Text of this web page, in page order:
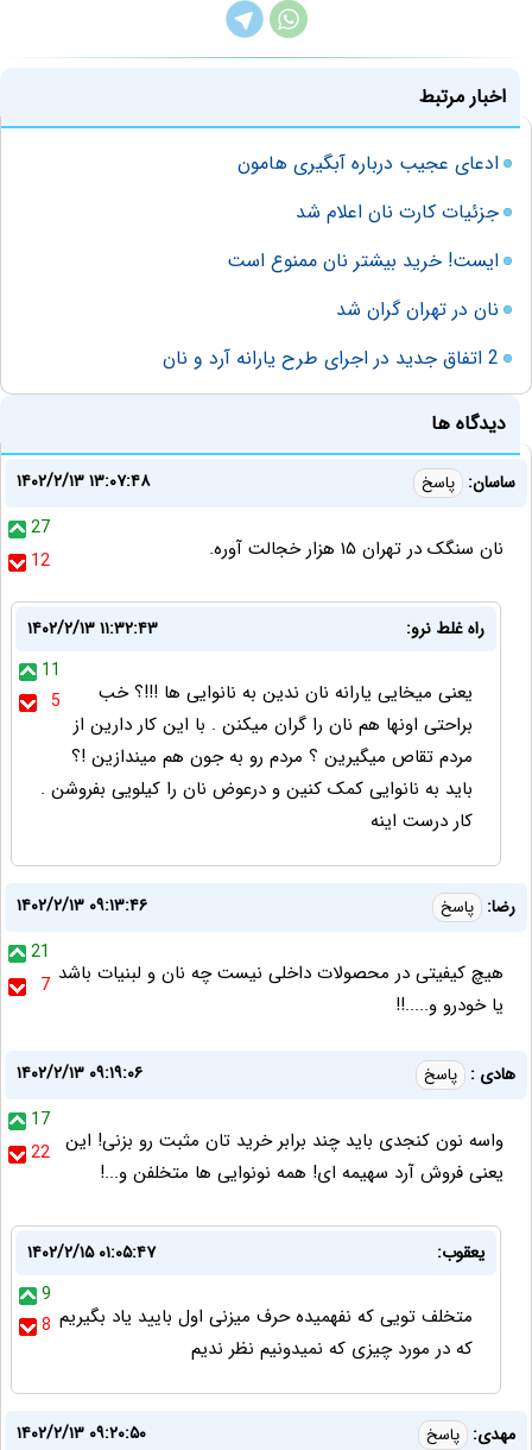
اخبار مرتبط
ادعای عجیب درباره آبگیری هامون
جزئیات کارت نان اعلام شد
ایست! خرید بیشتر نان ممنوع است
نان در تهران گران شد
2 اتفاق جدید در اجرای طرح یارانه آرد و نان
دیدگاه ها
ساسان: پاسخ
۱۴۰۲/۲/۱۳ ۱۳:۰۷:۴۸
27
12
نان سنگک در تهران ۱۵ هزار خجالت آوره.
راه غلط نرو:
۱۴۰۲/۲/۱۳ ۱۱:۳۲:۴۳
11
5
یعنی میخایی یارانه نان ندین به نانوایی ها !!!؟ خب
براحتی اونها هم نان را گران میکنن . با این کار دارین از
مردم تقاص میگیرین ؟ مردم رو به جون هم میندازین !؟
باید به نانوایی کمک کنین و درعوض نان را کیلویی بفروشن .
کار درست اینه
رضا: پاسخ
۱۴۰۲/۲/۱۳ ۰۹:۱۳:۴۶
21
7 هیچ کیفیتی در محصولات داخلی نیست چه نان و لبنیات باشد
یا خودرو و.....!!
هادی : پاسخ
۱۴۰۲/۲/۱۳ ۰۹:۱۹:۰۶
17
22 واسه نون کنجدی باید چند برابر خرید تان مثبت رو بزنی! این
یعنی فروش آرد سهیمه ای! همه نونوایی ها متخلفن و...!
یعقوب:
۱۴۰۲/۲/۱۵ ۰۱:۰۵:۴۷
9
8 متخلف تویی که نفهمیده حرف میزنی اول بایید یاد بگیریم
که در مورد چیزی که نمیدونیم نظر ندیم
مهدی: پاسخ
۱۴۰۲/۲/۱۳ ۰۹:۲۰:۵۰